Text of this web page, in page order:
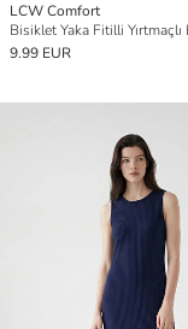
LCW Comfort
Bisiklet Yaka Fitilli Yırtmaçlı
9.99 EUR